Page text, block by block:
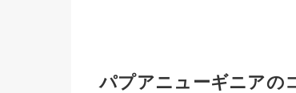
パプアニューギニアの